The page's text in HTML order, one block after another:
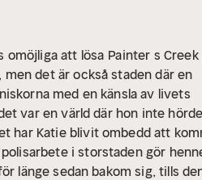
omöjliga att lösa Painter s Creek
det är också staden där en
med en känsla av livets
var en värld där hon inte
har Katie blivit ombedd att
i storstaden gör
länge sedan bakom sig, tills